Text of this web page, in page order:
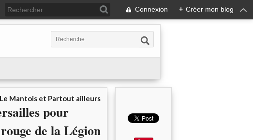
Connexion + Créer mon blog
Le Mantois et Partout ailleurs
pour
de la Légion